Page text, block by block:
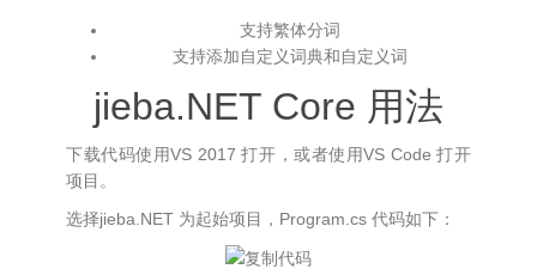
支持繁体分词
支持添加自定义词典和自定义词
jieba.NET Core 用法
下载代码使用VS 2017 打开，或者使用VS Code 打开
项目。
选择jieba.NET 为起始项目，Program.cs 代码如下：